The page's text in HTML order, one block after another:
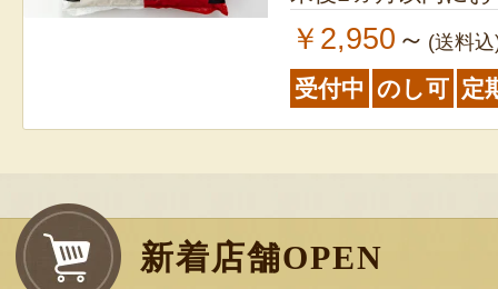
￥2,950 ～ (送料
受付中 のし可 定
発送時期：9月下旬
発送目安：2～3日
新着店舗OPEN